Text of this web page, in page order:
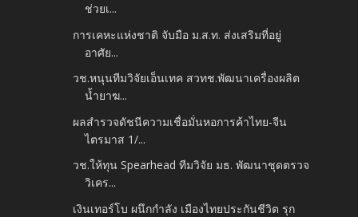
ช่วยเ...
การเคหะแห่งชาติ จับมือ ม.ส.ท. ส่งเสริมที่อยู่
อาศัย...
วช.หนุนทีมวิจัยเอ็นเทค สวทช.พัฒนาเครื่องผลิต
น้ำยาฆ...
ผลสำรวจดัชนีความเชื่อมั่นหอการค้าไทย-จีน
ไตรมาส 1/...
วช.ให้ทุน Spearhead ทีมวิจัย มธ. พัฒนาชุดตรวจ
วิเคร...
เงินเทอร์โบ ผนึกกำลัง เมืองไทยประกันชีวิต รุก